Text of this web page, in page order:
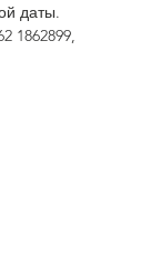
даты.
1862899,